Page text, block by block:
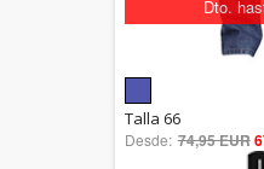
Dto.
out
Talla 66
Desde: 74,95 EUR